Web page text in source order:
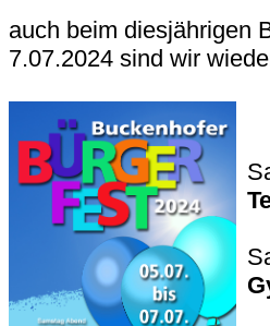
auch beim diesjährigen
7.07.2024 sind wir